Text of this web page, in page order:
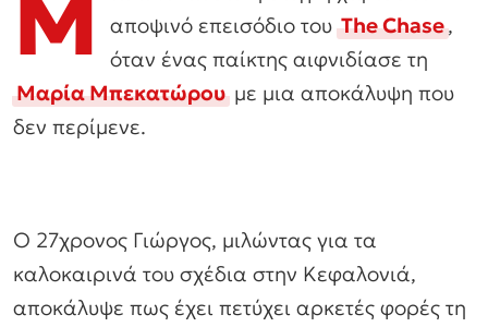
αποψινό επεισόδιο τουThe Chase,
όταν ένας παίκτης αιφνιδίασε τη
Μαρία Μπεκατώρουμε μια αποκάλυψη που
δεν περίμενε.
Ο 27χρονος Γιώργος, μιλώντας για τα
καλοκαιρινά του σχέδια στην Κεφαλονιά,
αποκάλυψε πως έχει πετύχει αρκετές φορές τη